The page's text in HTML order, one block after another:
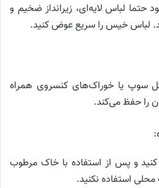
حتما لباس لایه‌ای، زیرانداز ضخیم و
لباس خیس را سریع عوض کنید.
سوپ یا خوراک‌های کنسروی همراه
را حفظ می‌کند.
و پس از استفاده با خاک مرطوب
استفاده نکنید.